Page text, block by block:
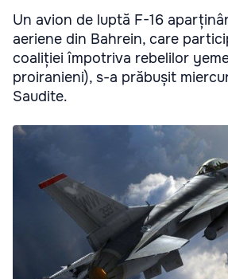
Un avion de luptă F-16
aeriene din Bahrein, care
coaliției împotriva rebelilor
proiranieni), s-a prăbușit
Saudite.